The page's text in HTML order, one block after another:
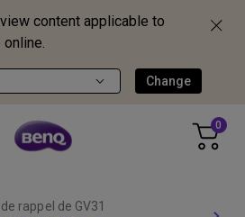
content applicable to
Change
0
rappel de GV31